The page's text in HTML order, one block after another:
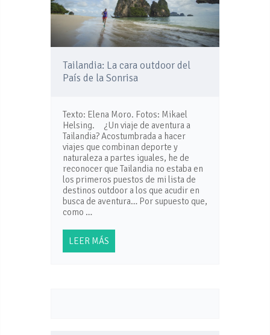
Tailandia: La cara outdoor del
País de la Sonrisa
Texto: Elena Moro. Fotos: Mikael
Helsing. ¿Un viaje de aventura a
Tailandia? Acostumbrada a hacer
viajes que combinan deporte y
naturaleza a partes iguales, he de
reconocer que Tailandia no estaba en
los primeros puestos de mi lista de
destinos outdoor a los que acudir en
busca de aventura… Por supuesto que,
como …
LEER MÁS